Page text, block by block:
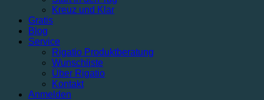
Kreuz und Klar
Gratis
Blog
Service
Rigatio Produktberatung
Wunschliste
Über Rigatio
Kontakt
Anmelden